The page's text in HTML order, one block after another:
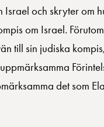
Israel och skryter om
om Israel.
till sin judiska
det som